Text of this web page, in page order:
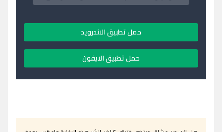
حمل تطبيق الاندرويد
حمل تطبيق الايفون